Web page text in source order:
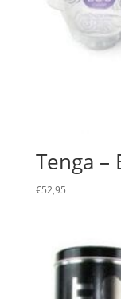
Tenga –
€52,95